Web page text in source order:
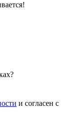
и согласен с